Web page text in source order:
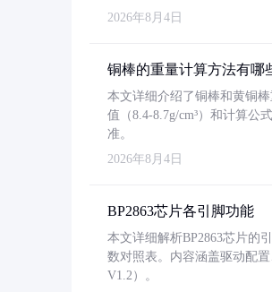
2026年8月4日
铜棒的重量计算方法有哪
本文详细介绍了铜棒和黄铜
值（8.4-8.7g/cm³）和计算公
准。
2026年8月4日
BP2863芯片各引脚功能
本文详细解析BP2863芯片的
数对照表。内容涵盖驱动配
V1.2）。